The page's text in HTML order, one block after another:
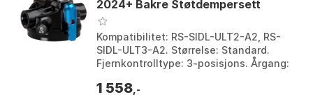
2024+ Bakre Støtdempersett
Kompatibilitet: RS-SIDL-ULT2-A2, RS-
SIDL-ULT3-A2. Størrelse: Standard.
Fjernkontrolltype: 3-posisjons. Årgang:
Size.
1 558 ,-